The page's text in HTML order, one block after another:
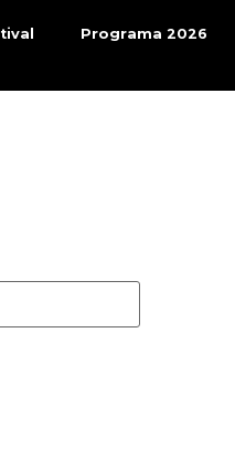
Programa 2026